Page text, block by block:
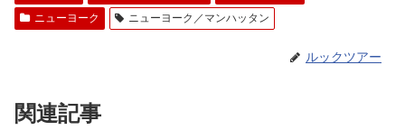
ニューヨーク
ニューヨーク／マンハッタン
ルックツアー
関連記事